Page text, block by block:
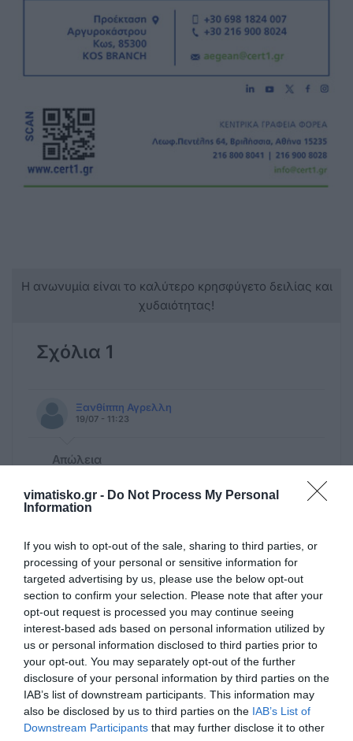
vimatisko.gr - Do Not Process My Personal
Information
If you wish to opt-out of the sale, sharing to third parties, or
processing of your personal or sensitive information for
targeted advertising by us, please use the below opt-out
section to confirm your selection. Please note that after your
opt-out request is processed you may continue seeing
interest-based ads based on personal information utilized by
us or personal information disclosed to third parties prior to
your opt-out. You may separately opt-out of the further
disclosure of your personal information by third parties on the
IAB’s list of downstream participants. This information may
also be disclosed by us to third parties on the IAB’s List of
Downstream Participants that may further disclose it to other
Η ανωνυμία είναι το καλύτερο κρησφύγετο δειλίας και
χυδαιότητας!
Σχόλια 1
Ξανθίππη Αγρελλη
19/07 - 11:23
Απώλεια
οικογένεια της.
Πρόσθεσε ένα σχόλιο
ΟΝΟΜΑ
ΤΙΤΛΟΣ
ΣΧΟΛΙΟ